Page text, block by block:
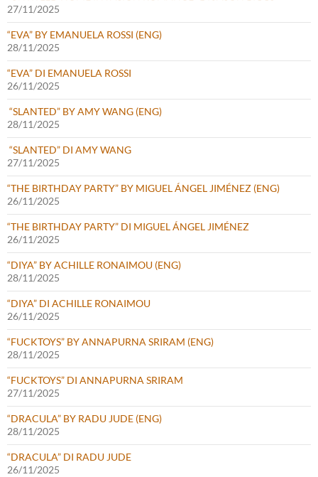
27/11/2025
“EVA” BY EMANUELA ROSSI (ENG)
28/11/2025
“EVA” DI EMANUELA ROSSI
26/11/2025
“SLANTED” BY AMY WANG (ENG)
28/11/2025
“SLANTED” DI AMY WANG
27/11/2025
“THE BIRTHDAY PARTY” BY MIGUEL ÁNGEL JIMÉNEZ (ENG)
26/11/2025
“THE BIRTHDAY PARTY” DI MIGUEL ÁNGEL JIMÉNEZ
26/11/2025
“DIYA” BY ACHILLE RONAIMOU (ENG)
28/11/2025
“DIYA” DI ACHILLE RONAIMOU
26/11/2025
“FUCKTOYS” BY ANNAPURNA SRIRAM (ENG)
28/11/2025
“FUCKTOYS” DI ANNAPURNA SRIRAM
27/11/2025
“DRACULA” BY RADU JUDE (ENG)
28/11/2025
“DRACULA” DI RADU JUDE
26/11/2025